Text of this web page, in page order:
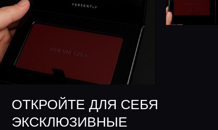
ОТКРОЙТЕ ДЛЯ СЕБЯ
ЭКСКЛЮЗИВНЫЕ